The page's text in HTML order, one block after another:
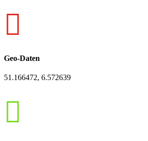

Geo-Daten
51.166472, 6.572639
